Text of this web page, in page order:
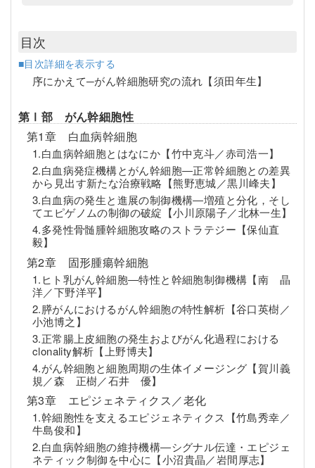
目次
■目次詳細を表示する
序にかえて─がん幹細胞研究の流れ【須田年生】
第Ⅰ部 がん幹細胞性
第1章 白血病幹細胞
1.白血病幹細胞とはなにか【竹中克斗／赤司浩一】
2.白血病発症機構とがん幹細胞―正常幹細胞との差異
から見出す新たな治療戦略【熊野恵城／黒川峰夫】
3.白血病の発生と進展の制御機構―増殖と分化，そし
てエピゲノムの制御の破綻【小川原陽子／北林一生】
4.多発性骨髄腫幹細胞攻略のストラテジー【保仙直
毅】
第2章 固形腫瘍幹細胞
1.ヒト乳がん幹細胞―特性と幹細胞制御機構【南 晶
洋／下野洋平】
2.膵がんにおけるがん幹細胞の特性解析【谷口英樹／
小池博之】
3.正常腸上皮細胞の発生およびがん化過程における
clonality解析【上野博夫】
4.がん幹細胞と細胞周期の生体イメージング【賀川義
規／森 正樹／石井 優】
第3章 エピジェネティクス／老化
1.幹細胞性を支えるエピジェネティクス【竹島秀幸／
牛島俊和】
2.白血病幹細胞の維持機構―シグナル伝達・エピジェ
ネティック制御を中心に【小沼貴晶／岩間厚志】